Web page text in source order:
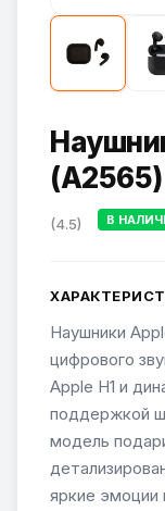
(A2565)
(4.5) В
Наушники
цифрового
Apple H1 и
поддержкой
модель
яркие эмоции